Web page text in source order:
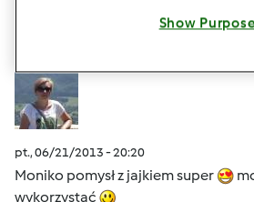
pt., 06/21/2013 - 20:20
Moniko pomysł z jajkiem super
wykorzystać
Show